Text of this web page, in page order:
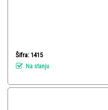
Šifra: 1415
Na stanju